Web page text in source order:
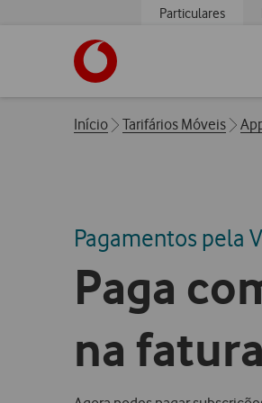
Particulares
Breadcrumbs
Início Tarifários Móveis
Pagamentos pela
Paga
na fatura